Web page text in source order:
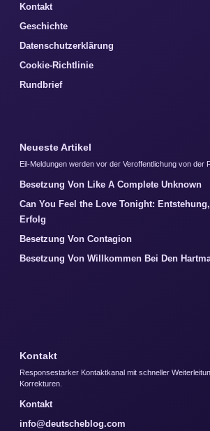
Kontakt
Geschichte
Datenschutzerklärung
Cookie-Richtlinie
Rundbrief
Neueste Artikel
Eil-Meldungen werden vor der Veroffentlichung von der
Besetzung Von Like A Complete Unknown
Can You Feel the Love Tonight:
Erfolg
Besetzung Von Contagion
Besetzung Von Willkommen Bei Den
Kontakt
Responsestarker Kontaktkanal mit schneller
Korrekturen.
Kontakt
info@deutscheblog.com